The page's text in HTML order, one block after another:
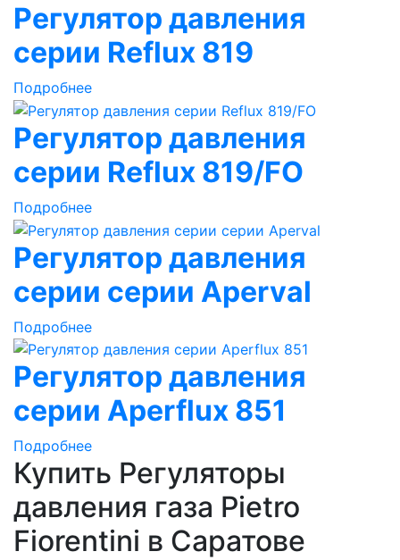
Регулятор давления
серии Reflux 819
Подробнее
Регулятор давления
серии Reflux 819/FO
Подробнее
Регулятор давления
серии серии Aperval
Подробнее
Регулятор давления
серии Aperflux 851
Подробнее
Купить Регуляторы
давления газа Рietro
Fiorentini в Саратове